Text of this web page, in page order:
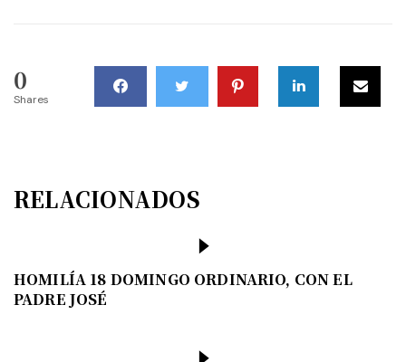
0
Shares
RELACIONADOS
HOMILÍA 18 DOMINGO ORDINARIO, CON EL
PADRE JOSÉ